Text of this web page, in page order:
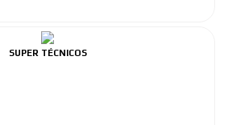
SUPER TÉCNICOS